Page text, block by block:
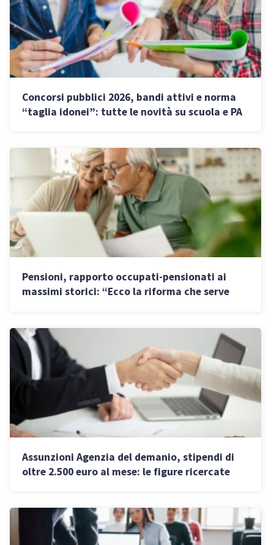
Concorsi pubblici 2026, bandi attivi e norma
“taglia idonei”: tutte le novità su scuola e PA
Pensioni, rapporto occupati-pensionati ai
massimi storici: “Ecco la riforma che serve
Assunzioni Agenzia del demanio, stipendi di
oltre 2.500 euro al mese: le figure ricercate